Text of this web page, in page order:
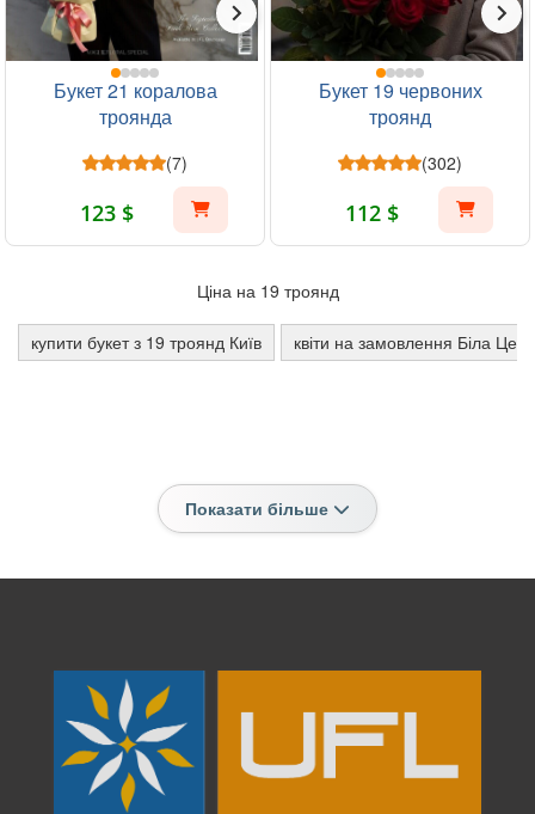
Букет 21 коралова
троянда
(7)
123 $
Букет 19 червоних
троянд
(302)
112 $
Ціна на 19 троянд
купити букет з 19 троянд Київ квіти на замовлення Біла
Показати більше